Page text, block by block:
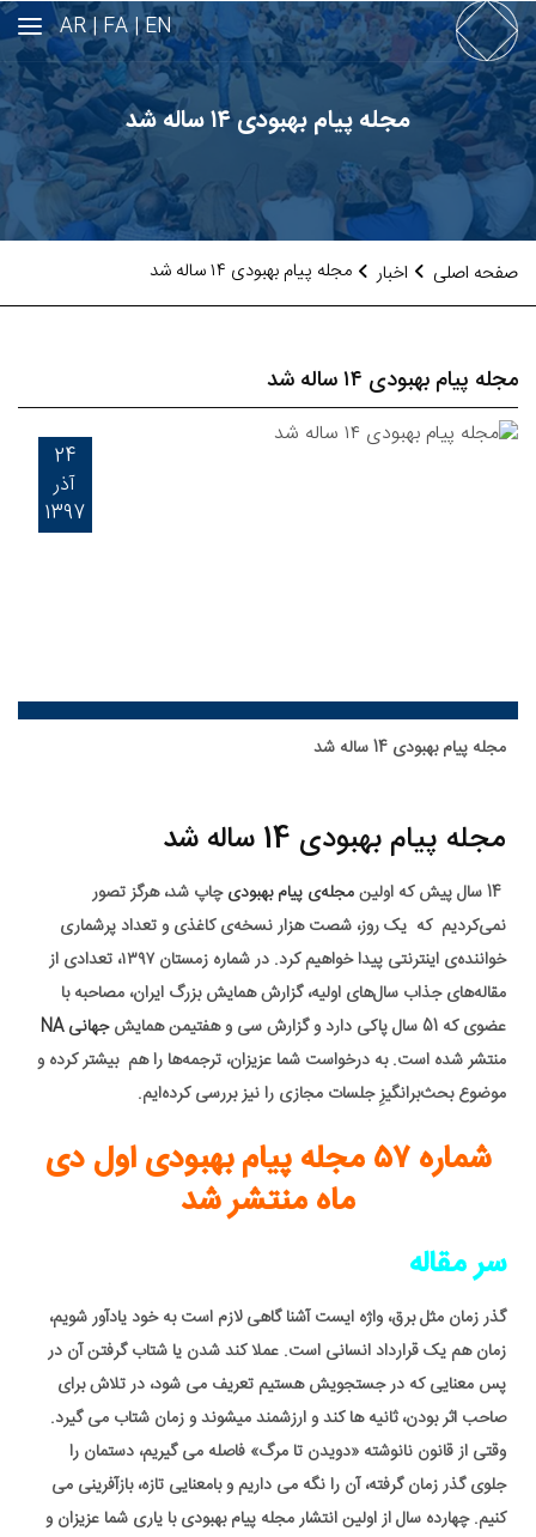
EN |
FA |
AR
مجله پیام بهبودی ۱۴ ساله شد
صفحه اصلی اخبار مجله پیام بهبودی ۱۴ ساله شد
مجله پیام بهبودی ۱۴ ساله شد
24
آذر
1397
مجله پیام بهبودی 14 ساله شد
مجله پیام بهبودی 14 ساله شد
14 سال پیش که اولین مجله‌ی پیام بهبودیچاپ شد،هرگز تصور
نمی‌کردیم که یک روز، شصت هزار نسخه‌ی کاغذی و تعداد پرشماری
خواننده‌ی اینترنتی پیدا خواهیم کرد.
در شماره زمستان ۱۳۹۷، تعدادی از
مقاله‌های جذاب سال‌های اولیه، گزارش همایش بزرگ ایران، مصاحبه با
عضوی که 51 سال پاکی دارد
و گزارش سی‌ و هفتیمن همایشجهانی NA
منتشر شده است. به درخواست شما عزیزان، ترجمه‌ها را هم بیشتر کرده و
موضوع بحث‌برانگیزِ جلسات مجازی را نیز بررسی کرده‌ایم.
شماره ۵۷ مجله
پیام بهبودی اول دی
ماه منتشر شد
سر مقاله
گذر زمان مثل برق، واژه ایست آشنا گاهی لازم است به خود یادآور شویم،
زمان هم یک قرارداد انسانی است. عملا کند شدن یا شتاب گرفتن آن در
پس معنایی که در جستجویش هستیم تعریف می شود، در تلاش برای
صاحب اثر بودن، ثانیه ها کند و ارزشمند میشوند و زمان شتاب می گیرد.
وقتی از قانون نانوشته «دویدن تا مرگ» فاصله می گیریم، دستمان را
جلوی گذر زمان گرفته، آن را نگه می داریم و بامعنایی تازه، بازآفرینی می
کنیم. چهارده سال از اولین انتشار مجله پیام بهبودی با یاری شما عزیزان و